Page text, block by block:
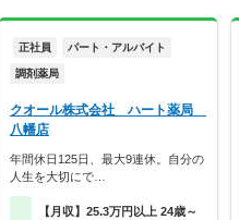
正社員 パート・アルバイト
調剤薬局
クオール株式会社 ハート薬局
八幡店
年間休日125日、最大9連休。自分の
人生を大切にで…
【月収】25.3万円以上 24歳～